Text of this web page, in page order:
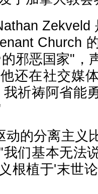
Zekveld
Church
邪恶国家"，
还在社交媒
祈祷阿省能
动的分离主义
们基本无法
根植于'末世